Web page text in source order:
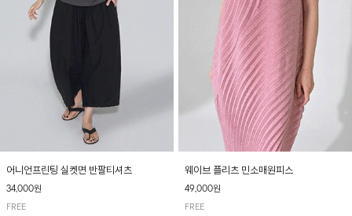
어니언프린팅 실켓면 반팔티셔츠
34,000원
FREE
웨이브 플리츠 민소매원피스
49,000원
FREE